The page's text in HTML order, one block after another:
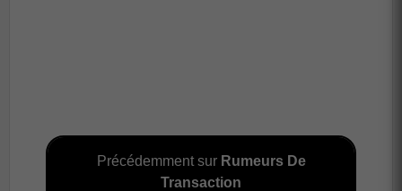
Précédemment sur Rumeurs De
Transaction